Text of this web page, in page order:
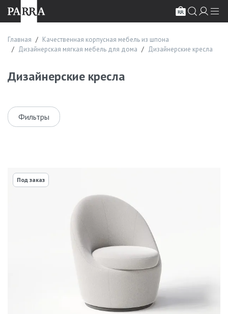
Главная
Качественная корпусная мебель из шпона
Дизайнерская мягкая мебель для дома
Дизайнерские кресла
Дизайнерские кресла
Фильтры
Под заказ